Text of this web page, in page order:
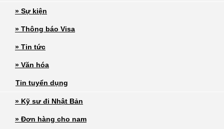
» Sự kiện
» Thông báo Visa
» Tin tức
» Văn hóa
Tin tuyển dụng
» Kỹ sư đi Nhật Bản
» Đơn hàng cho nam